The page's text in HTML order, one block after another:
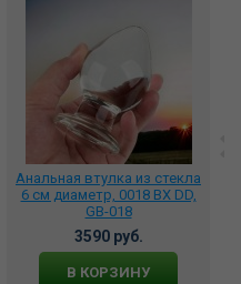
Анальная втулка из стекла
6 см диаметр, 0018 BX DD,
GB-018
3590 руб.
В КОРЗИНУ